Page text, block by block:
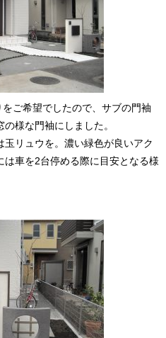
ご希望でしたので、サブの門袖
様な門袖にしました。
リュウを。濃い緑色が良いアク
車を2台停める際に目安となる様